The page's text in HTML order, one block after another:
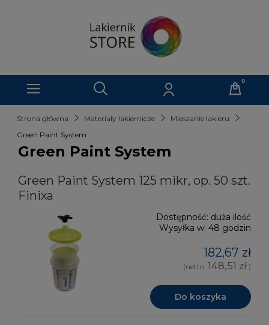
Strona główna Materiały lakiernicze
Mieszanie lakieru
Green Paint System
Green Paint System
Green Paint System 125 mikr, op. 50 szt.
Finixa
Dostępność: duża ilość
Wysyłka w: 48 godzin
182,67 zł
(netto: 148,51 zł )
Do koszyka